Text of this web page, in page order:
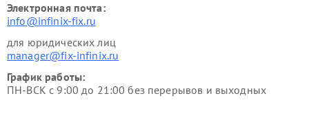
Электронная почта:
info@infinix-fix.ru
для юридических лиц
manager@fix-infinix.ru
График работы:
ПН-ВСК с 9:00 до 21:00 без перерывов и выходных